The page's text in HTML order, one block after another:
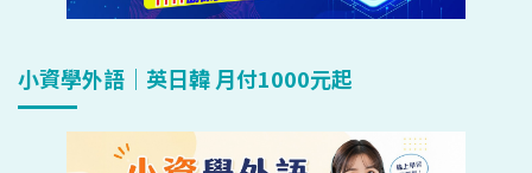
小資學外語｜英日韓 月付1000元起